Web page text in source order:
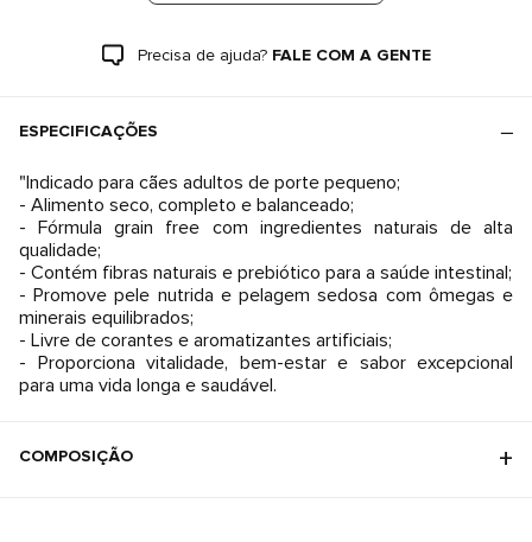
Precisa de ajuda? FALE COM A GENTE
ESPECIFICAÇÕES
"Indicado para cães adultos de porte pequeno;
- Alimento seco, completo e balanceado;
- Fórmula grain free com ingredientes naturais de alta
qualidade;
- Contém fibras naturais e prebiótico para a saúde intestinal;
- Promove pele nutrida e pelagem sedosa com ômegas e
minerais equilibrados;
- Livre de corantes e aromatizantes artificiais;
- Proporciona vitalidade, bem-estar e sabor excepcional
COMPOSIÇÃO